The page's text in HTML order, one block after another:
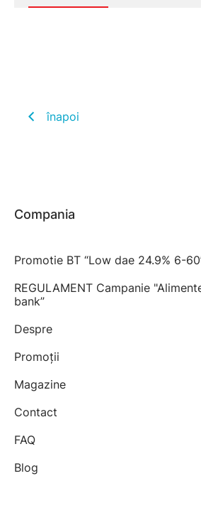
înapoi
Compania
Promotie BT “Low dae 24.9% 6-
REGULAMENT Campanie
bank”
Despre
Promoții
Magazine
Contact
FAQ
Blog